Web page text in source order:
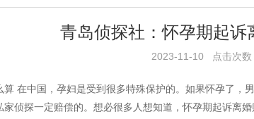
青岛侦探社：怀孕期起诉
2023-11-10 点击次数
在中国，孕妇是受到很多特殊保护的。如果怀孕了，
家侦探一定赔偿的。想必很多人想知道，怀孕期起诉